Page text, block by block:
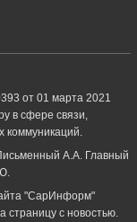
от 01 марта 2021
в сфере связи,
А.А. Главный
"СарИнформ"
страницу с новостью.